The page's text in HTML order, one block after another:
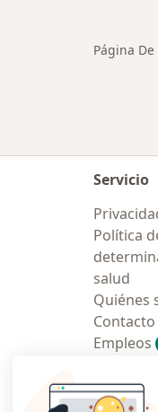
Página
Servicio
Política
salud
Quiénes
Contacto
Empleos